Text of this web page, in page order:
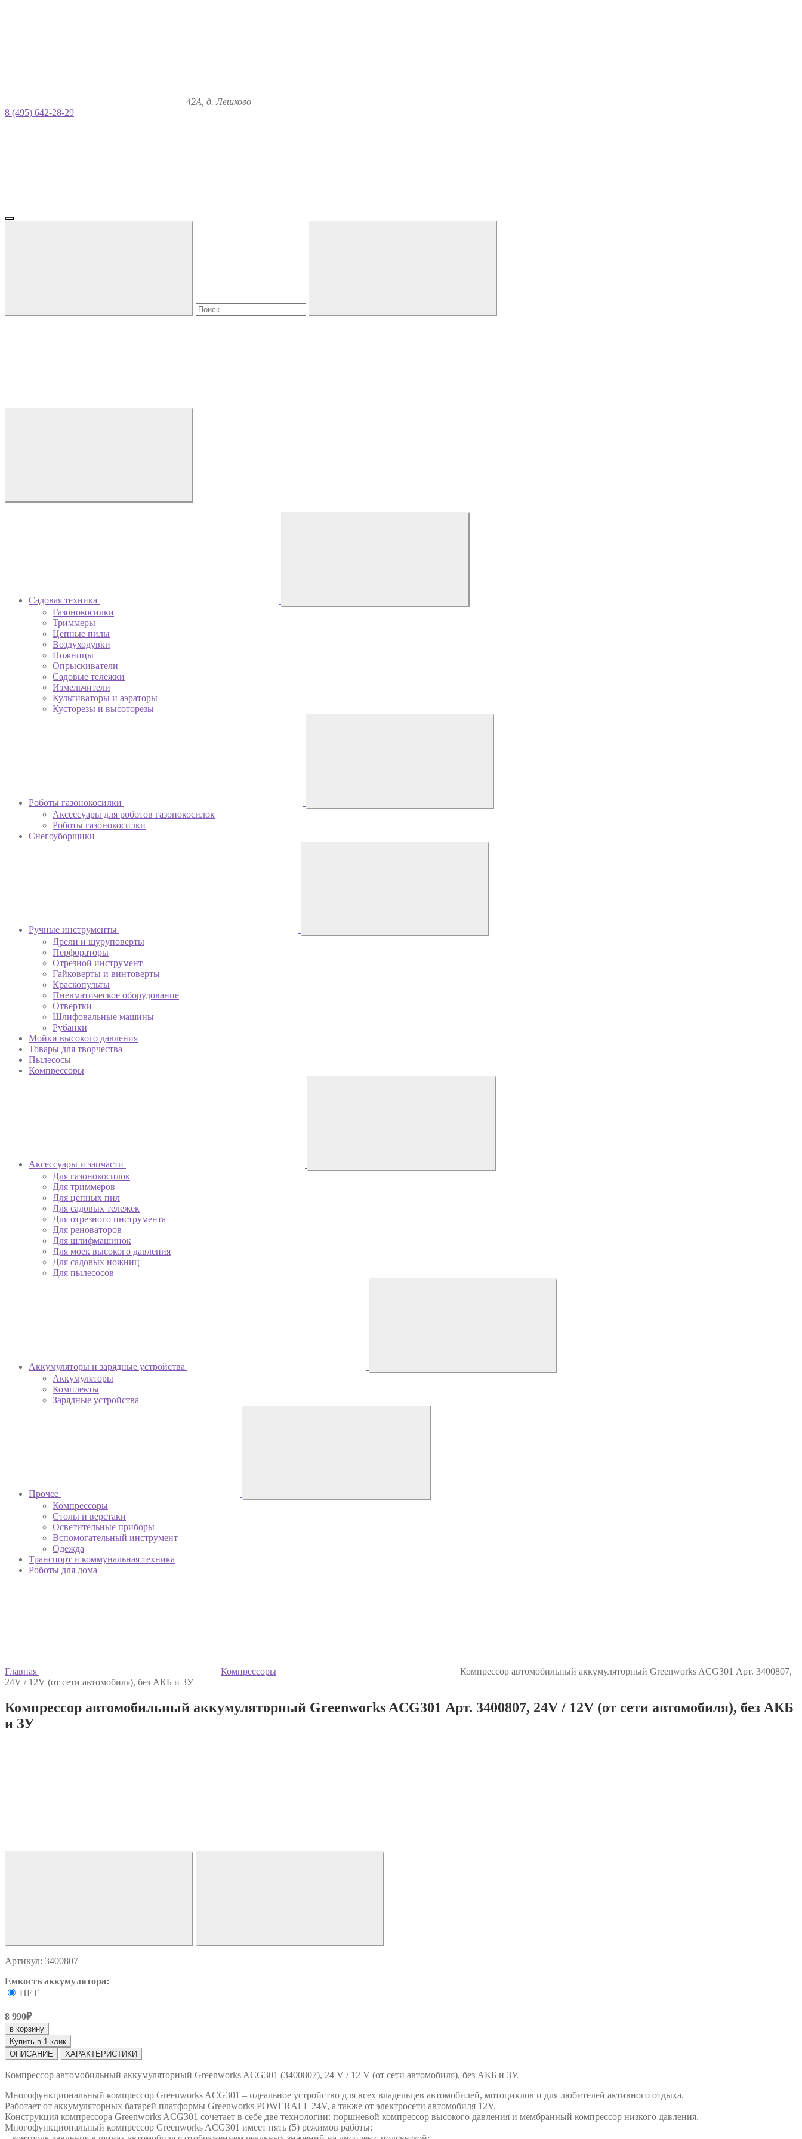
42А, д. Лешково
8 (495) 642-28-29
Садовая техника
Газонокосилки
Триммеры
Цепные пилы
Воздуходувки
Ножницы
Опрыскиватели
Садовые тележки
Измельчители
Культиваторы и аэраторы
Кусторезы и высоторезы
Роботы газонокосилки
Аксессуары для роботов газонокосилок
Роботы газонокосилки
Снегоуборщики
Ручные инструменты
Дрели и шуруповерты
Перфораторы
Отрезной инструмент
Гайковерты и винтоверты
Краскопульты
Пневматическое оборудование
Отвертки
Шлифовальные машины
Рубанки
Мойки высокого давления
Товары для творчества
Пылесосы
Компрессоры
Аксессуары и запчасти
Для газонокосилок
Для триммеров
Для цепных пил
Для садовых тележек
Для отрезного инструмента
Для реноваторов
Для шлифмашинок
Для моек высокого давления
Для садовых ножниц
Для пылесосов
Аккумуляторы и зарядные устройства
Аккумуляторы
Комплекты
Зарядные устройства
Прочее
Компрессоры
Столы и верстаки
Осветительные приборы
Вспомогательный инструмент
Одежда
Транспорт и коммунальная техника
Роботы для дома
Главная Компрессоры
Компрессор автомобильный аккумуляторный Greenworks ACG301 Арт. 3400807,
24V / 12V (от сети автомобиля), без АКБ и ЗУ
Компрессор автомобильный аккумуляторный Greenworks ACG301 Арт. 3400807, 24V / 12V (от сети автомобиля), без АКБ
и ЗУ
Артикул: 3400807
Емкость аккумулятора:
НЕТ
8 990₽
в корзину
Купить в 1 клик
ОПИСАНИЕ
ХАРАКТЕРИСТИКИ
Компрессор автомобильный аккумуляторный Greenworks ACG301 (3400807), 24 V / 12 V (от сети автомобиля), без АКБ и ЗУ.
Многофункциональный компрессор Greenworks ACG301 – идеальное устройство для всех владельцев автомобилей, мотоциклов и для любителей активного отдыха.
Работает от аккумуляторных батарей платформы Greenworks POWERALL 24V, а также от электросети автомобиля 12V.
Конструкция компрессора Greenworks ACG301 сочетает в себе две технологии: поршневой компрессор высокого давления и мембранный компрессор низкого давления.
Многофункциональный компрессор Greenworks ACG301 имеет пять (5) режимов работы: